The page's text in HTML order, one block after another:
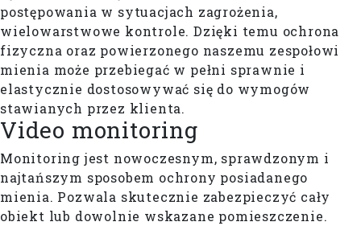
postępowania w sytuacjach zagrożenia,
wielowarstwowe kontrole. Dzięki temu ochrona
fizyczna oraz powierzonego naszemu zespołowi
mienia może przebiegać w pełni sprawnie i
elastycznie dostosowywać się do wymogów
stawianych przez klienta.
Video monitoring
Monitoring jest nowoczesnym, sprawdzonym i
najtańszym sposobem ochrony posiadanego
mienia. Pozwala skutecznie zabezpieczyć cały
obiekt lub dowolnie wskazane pomieszczenie.